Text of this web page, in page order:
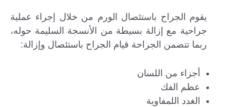
يقوم الجراح باستئصال الورم من خلال إجراء عملية
جراحية مع إزالة بسيطة من الأنسجة السليمة حوله،
ربما تتضمن الجراحة قيام الجراح باستئصال وإزالة:
أجزاء من اللسان
عظم الفك
الغدد اللمفاوية